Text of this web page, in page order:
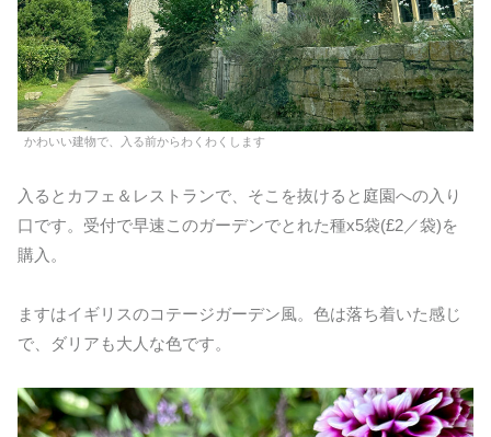
かわいい建物で、入る前からわくわくします
入るとカフェ＆レストランで、そこを抜けると庭園への入り
口です。受付で早速このガーデンでとれた種x5袋(£2／袋)を
購入。
ますはイギリスのコテージガーデン風。色は落ち着いた感じ
で、ダリアも大人な色です。